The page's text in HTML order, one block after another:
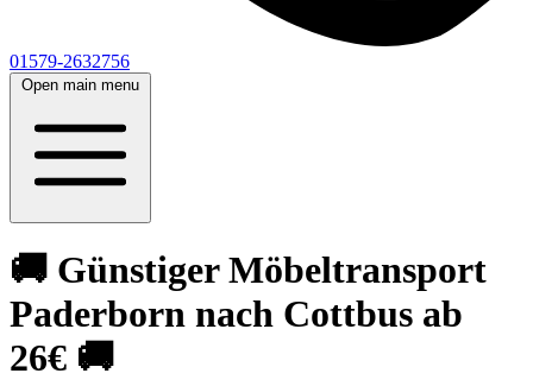
01579-2632756
Open main menu
🚚 Günstiger Möbeltransport
Paderborn nach Cottbus ab
26€ 🚚